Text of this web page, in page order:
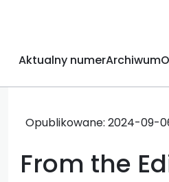
Aktualny numerArchiwum
Opublikowane: 2024-09-
From the